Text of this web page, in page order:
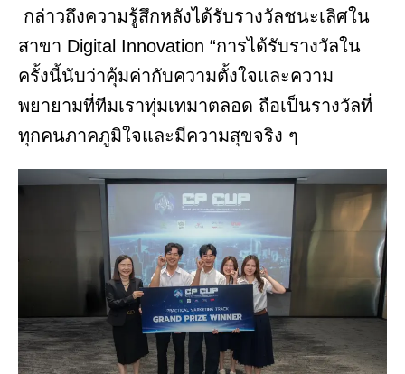
กล่าวถึงความรู้สึกหลังได้รับรางวัลชนะเลิศใน
สาขา Digital Innovation “การได้รับรางวัลใน
ครั้งนี้นับว่าคุ้มค่ากับความตั้งใจและความ
พยายามที่ทีมเราทุ่มเทมาตลอด ถือเป็นรางวัลที่
ทุกคนภาคภูมิใจและมีความสุขจริง ๆ